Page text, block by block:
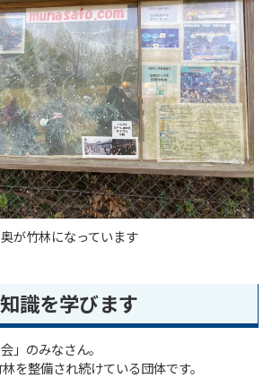
が竹林になっています
識を学びます
」のみなさん。
を整備され続けている団体です。